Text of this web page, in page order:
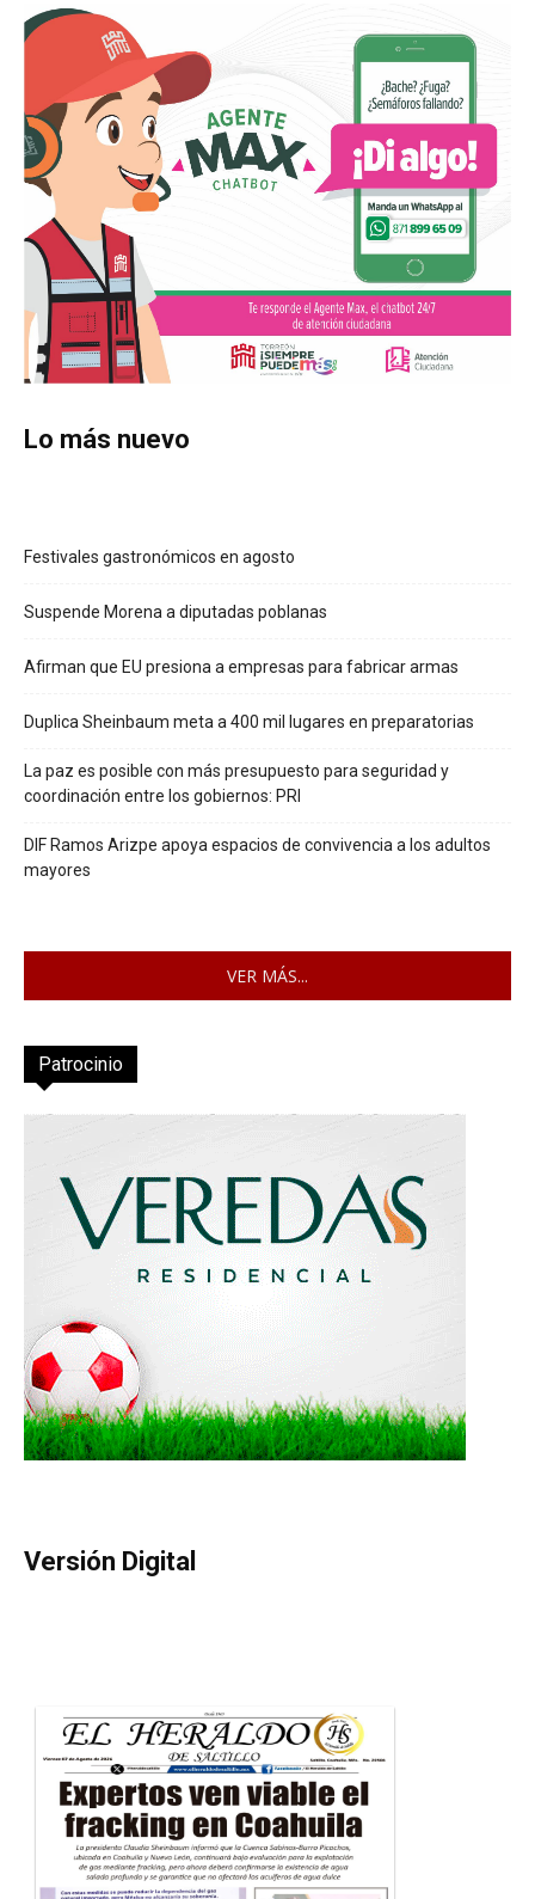
Lo más nuevo
Festivales gastronómicos en agosto
Suspende Morena a diputadas poblanas
Afirman que EU presiona a empresas para fabricar armas
Duplica Sheinbaum meta a 400 mil lugares en preparatorias
La paz es posible con más presupuesto para seguridad y
coordinación entre los gobiernos: PRI
DIF Ramos Arizpe apoya espacios de convivencia a los adultos
mayores
VER MÁS...
Patrocinio
Versión Digital